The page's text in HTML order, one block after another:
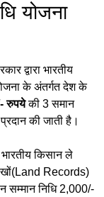
योजना
द्वारा भारतीय
के अंतर्गत देश के
रुपयेकी 3 समान
की जाती है।
किसान ले
Records)
सम्मान निधि 2,000/-